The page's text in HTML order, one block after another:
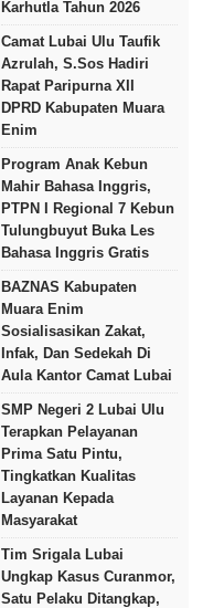
Karhutla Tahun 2026
Camat Lubai Ulu Taufik
Azrulah, S.Sos Hadiri
Rapat Paripurna XII
DPRD Kabupaten Muara
Enim
Program Anak Kebun
Mahir Bahasa Inggris,
PTPN I Regional 7 Kebun
Tulungbuyut Buka Les
Bahasa Inggris Gratis
BAZNAS Kabupaten
Muara Enim
Sosialisasikan Zakat,
Infak, Dan Sedekah Di
Aula Kantor Camat Lubai
SMP Negeri 2 Lubai Ulu
Terapkan Pelayanan
Prima Satu Pintu,
Tingkatkan Kualitas
Layanan Kepada
Masyarakat
Tim Srigala Lubai
Ungkap Kasus Curanmor,
Satu Pelaku Ditangkap,